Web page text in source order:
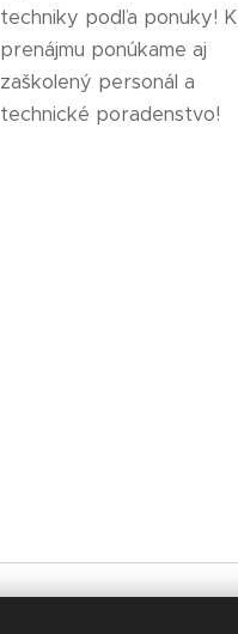
techniky podľa ponuky! K
prenájmu ponúkame aj
zaškolený personál a
technické poradenstvo!